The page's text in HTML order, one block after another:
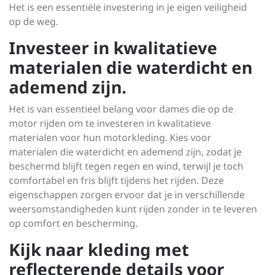
Het is een essentiële investering in je eigen veiligheid
op de weg.
Investeer in kwalitatieve
materialen die waterdicht en
ademend zijn.
Het is van essentieel belang voor dames die op de
motor rijden om te investeren in kwalitatieve
materialen voor hun motorkleding. Kies voor
materialen die waterdicht en ademend zijn, zodat je
beschermd blijft tegen regen en wind, terwijl je toch
comfortabel en fris blijft tijdens het rijden. Deze
eigenschappen zorgen ervoor dat je in verschillende
weersomstandigheden kunt rijden zonder in te leveren
op comfort en bescherming.
Kijk naar kleding met
reflecterende details voor